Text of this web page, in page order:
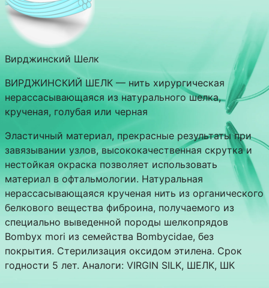
Вирджинский Шелк
ВИРДЖИНСКИЙ ШЕЛК — нить хирургическая
нерассасывающаяся из натурального шелка,
крученая, голубая или черная
Эластичный материал, прекрасные результаты при
завязывании узлов, высококачественная скрутка и
нестойкая окраска позволяет использовать
материал в офтальмологии. Натуральная
нерассасывающаяся крученая нить из органического
белкового вещества фиброина, получаемого из
специально выведенной породы шелкопрядов
Bombyx mori из семейства Bombycidae, без
покрытия. Стерилизация оксидом этилена. Срок
годности 5 лет. Аналоги: VIRGIN SILK, ШЕЛК, ШК